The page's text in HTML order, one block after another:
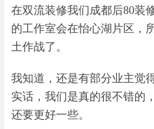
在双流装修我们成都后80装
的工作室会在怡心湖片区，
土作战了。
我知道，还是有部分业主觉
实话，我们是真的很不错的
还要更好一些。